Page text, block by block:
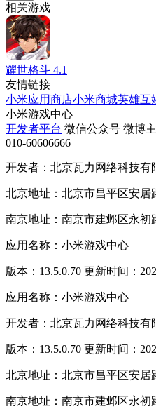
相关游戏
耀世格斗 4.1
友情链接
小米应用商店小米商城英雄互
小米游戏中心
开发者平台 微信公众号 微博
010-60606666
开发者：北京瓦力网络科技有
北京地址：北京市昌平区安居
南京地址：南京市建邺区永初
应用名称：小米游戏中心
版本：13.5.0.70 更新时间：
应用名称：小米游戏中心
开发者：北京瓦力网络科技有
版本：13.5.0.70 更新时间：
北京地址：北京市昌平区安居
南京地址：南京市建邺区永初